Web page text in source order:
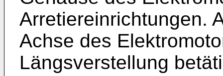
Arretiereinrichtungen.
Achse des
Längsverstellung